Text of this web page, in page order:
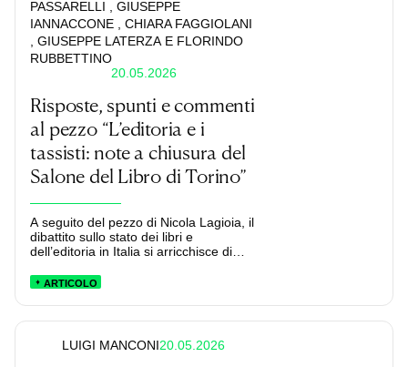
PASSARELLI
, GIUSEPPE
IANNACCONE
, CHIARA FAGGIOLANI
, GIUSEPPE LATERZA E FLORINDO
RUBBETTINO
20.05.2026
Risposte, spunti e commenti
al pezzo “L’editoria e i
tassisti: note a chiusura del
Salone del Libro di Torino”
A seguito del pezzo di Nicola Lagioia, il
dibattito sullo stato dei libri e
dell’editoria in Italia si arricchisce di
sentito e che le cose da fare sono
ARTICOLO
LUIGI MANCONI20.05.2026